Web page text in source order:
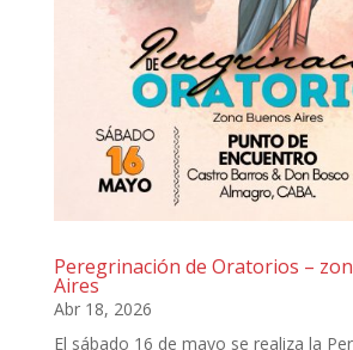
Peregrinación de Oratorios –
Aires
Abr 18, 2026
El sábado 16 de mayo se realiza la